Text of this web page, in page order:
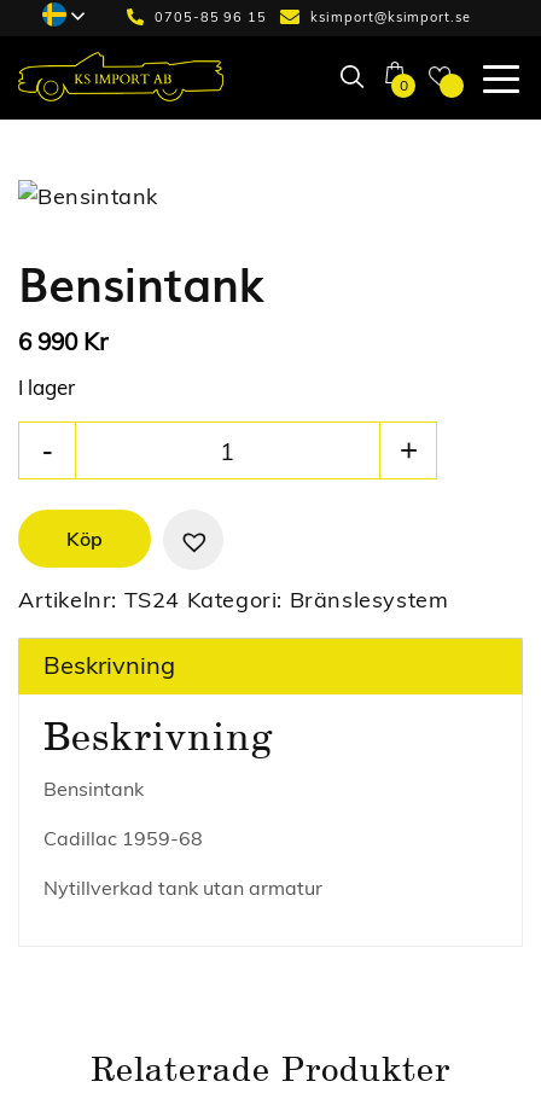
0705-85 96 15 ksimport@ksimport.se
0
Bensintank
6 990 Kr
I lager
Köp
Artikelnr: TS24 Kategori: Bränslesystem
Beskrivning
Beskrivning
Bensintank
Cadillac 1959-68
Nytillverkad tank utan armatur
Relaterade Produkter